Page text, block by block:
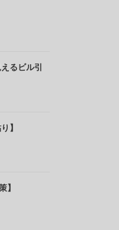
るビル引
】
】